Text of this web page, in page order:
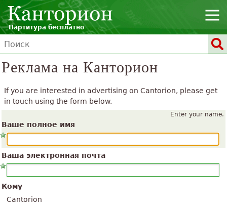
Партитура бесплатно
Реклама на Канторион
If you are interested in advertising on Cantorion, please get
in touch using the form below.
Enter your name.
Ваше полное имя
Ваша электронная почта
Кому
Cantorion